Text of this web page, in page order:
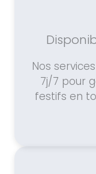
Nos
7j/7 pour
festifs en